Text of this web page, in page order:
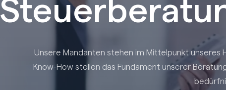
Unsere Mandanten stehen im Mittelpunkt unseres
Know-How stellen das Fundament unserer